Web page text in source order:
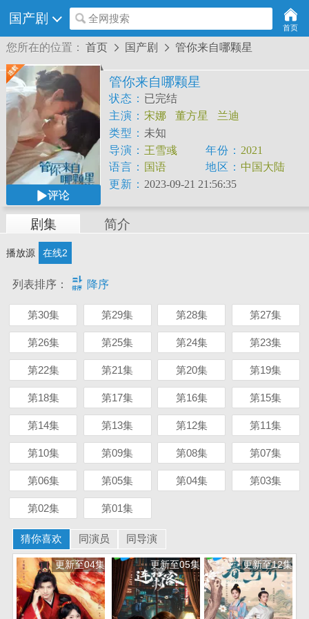
国产剧 全网搜索
首页
您所在的位置： 首页  国产剧  管你来自哪颗星
评论
管你来自哪颗星
状态： 已完结
主演： 宋娜 董方星
兰迪
类型： 未知
导演： 王雪彧 年份： 2021
语言： 国语 地区： 中国大陆
更新： 2023-09-21 21:56:35
剧集 简介
播放源 在线2
列表排序：  降序
第30集 第29集 第28集 第27集
第26集 第25集 第24集 第23集
第22集 第21集 第20集 第19集
第18集 第17集 第16集 第15集
第14集 第13集 第12集 第11集
第10集 第09集 第08集 第07集
第06集 第05集 第04集 第03集
第02集 第01集
猜你喜欢 同演员 同导演
更新至04集 更新至05集 更新至12集